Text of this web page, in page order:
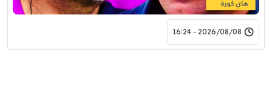
2026/08/08 - 16:24